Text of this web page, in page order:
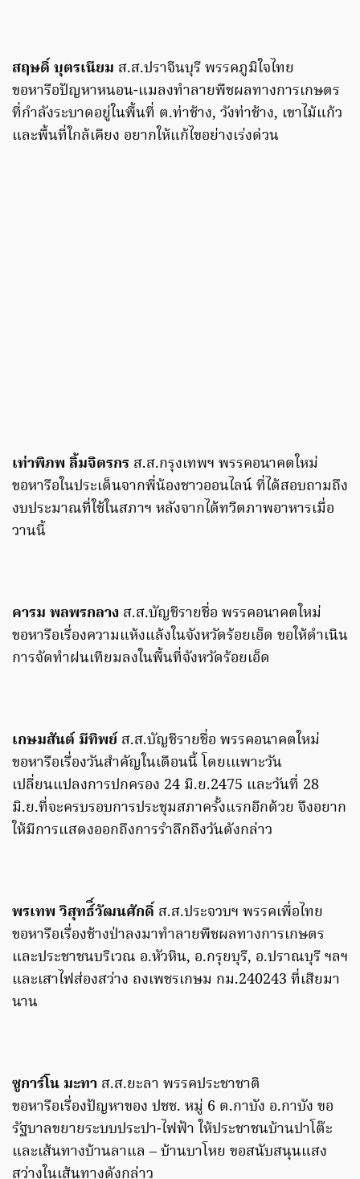
สฤษดิ์ บุตรเนียม ส.ส.ปราจีนบุรี พรรคภูมิใจไทย
ขอหารือปัญหาหนอน-แมลงทำลายพืชผลทางการเกษตร
ที่กำลังระบาดอยู่ในพื้นที่ ต.ท่าช้าง, วังท่าช้าง, เขาไม้แก้ว
และพื้นที่ใกล้เคียง อยากให้แก้ไขอย่างเร่งด่วน
เท่าพิภพ ลิ้มจิตรกร ส.ส.กรุงเทพฯ พรรคอนาคตใหม่
ขอหารือในประเด็นจากพี่น้องชาวออนไลน์ ที่ได้สอบถามถึง
งบประมาณที่ใช้ในสภาฯ หลังจากได้ทวีตภาพอาหารเมื่อ
วานนี้
คารม พลพรกลาง ส.ส.บัญชีรายชื่อ พรรคอนาคตใหม่
ขอหารือเรื่องความแห้งแล้งในจังหวัดร้อยเอ็ด ขอให้ดำเนิน
การจัดทำฝนเทียมลงในพื้นที่จังหวัดร้อยเอ็ด
เกษมสันต์ มีทิพย์ ส.ส.บัญชีรายชื่อ พรรคอนาคตใหม่
ขอหารือเรื่องวันสำคัญในเดือนนี้ โดยเแพาะวัน
เปลี่ยนแปลงการปกครอง 24 มิ.ย.2475 และวันที่ 28
มิ.ย.ที่จะครบรอบการประชุมสภาครั้งแรกอีกด้วย จึงอยาก
ให้มีการแสดงออกถึงการรำลึกถึงวันดังกล่าว
พรเทพ วิสุทธ์ิ์วัฒนศักดิ์ ส.ส.ประจวบฯ พรรคเพื่อไทย
ขอหารือเรื่องช้างป่าลงมาทำลายพืชผลทางการเกษตร
และประชาชนบริเวณ อ.หัวหิน, อ.กรุยบุรี, อ.ปราณบุรี ฯลฯ
และเสาไฟส่องสว่าง ถงเพชรเกษม กม.240243 ที่เสียมา
นาน
ซูการ์โน มะทา ส.ส.ยะลา พรรคประชาชาติ
ขอหารือเรื่องปัญหาของ ปชช. หมู่ 6 ต.กาบัง อ.กาบัง ขอ
รัฐบาลขยายระบบประปา-ไฟฟ้า ให้ประชาชนบ้านปาโต๊ะ
และเส้นทางบ้านลาแล – บ้านบาโหย ขอสนับสนุนแสง